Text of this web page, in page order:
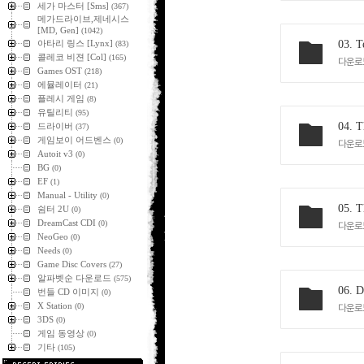
세가 마스터 [Sms] (367)
메가드라이브,제네시스
[MD, Gen] (1042)
아타리 링스 [Lynx] (83)
콜레코 비젼 [Col] (165)
Games OST (218)
에뮬레이터 (21)
플레시 게임 (8)
유틸리티 (95)
드라이버 (37)
게임보이 어드벤스 (0)
Autoit v3 (0)
BG (0)
EF (1)
Manual - Utility (0)
쉼터 2U (0)
DreamCast CDI (0)
NeoGeo (0)
Needs (0)
Game Disc Covers (27)
알파벳순 다운로드 (575)
번들 CD 이미지 (0)
X Station (0)
3DS (0)
게임 동영상 (0)
기타 (105)
03.
다운
04.
다운
05.
다운
06.
다운